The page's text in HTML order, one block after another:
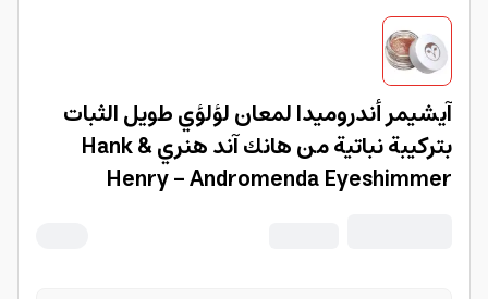
آيشيمر أندروميدا لمعان لؤلؤي طويل الثبات
بتركيبة نباتية من هانك آند هنري Hank &
Henry - Andromenda Eyeshimmer